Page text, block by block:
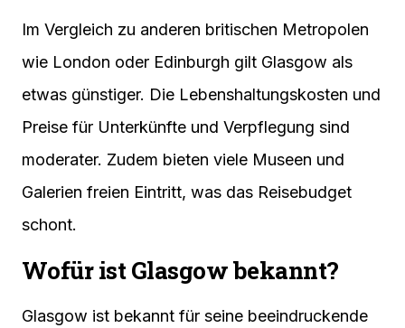
Im Vergleich zu anderen britischen Metropolen
wie London oder Edinburgh gilt Glasgow als
etwas günstiger. Die Lebenshaltungskosten und
Preise für Unterkünfte und Verpflegung sind
moderater. Zudem bieten viele Museen und
Galerien freien Eintritt, was das Reisebudget
schont.
Wofür ist Glasgow bekannt?
Glasgow ist bekannt für seine beeindruckende